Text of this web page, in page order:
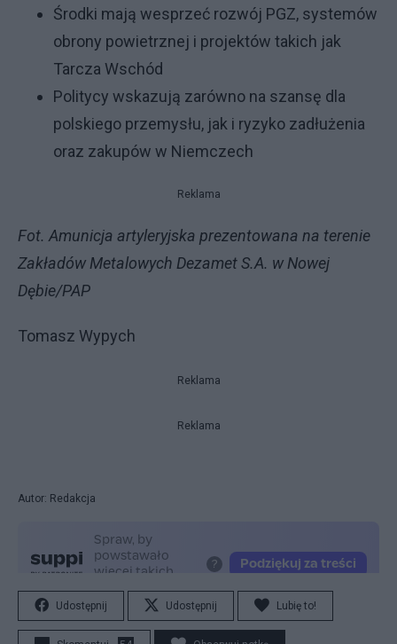
Środki mają wesprzeć rozwój PGZ, systemów
obrony powietrznej i projektów takich jak
Tarcza Wschód
Politycy wskazują zarówno na szansę dla
polskiego przemysłu, jak i ryzyko zadłużenia
oraz zakupów w Niemczech
Reklama
Fot. Amunicja artyleryjska prezentowana na terenie
Zakładów Metalowych Dezamet S.A. w Nowej
Dębie/PAP
Tomasz Wypych
Reklama
Reklama
Autor: Redakcja
Udostępnij Udostępnij Lubię to!